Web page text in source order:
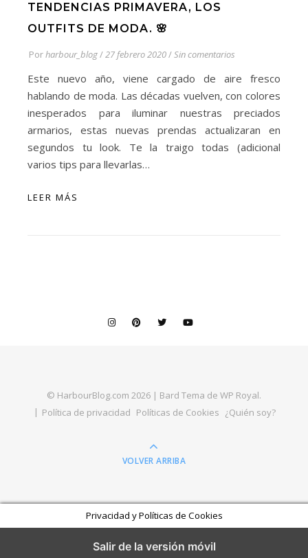
TENDENCIAS PRIMAVERA, LOS
OUTFITS DE MODA. 🌸
Porharbour_blog/27 febrero 2020/Sin comentarios
Este nuevo año, viene cargado de aire fresco
hablando de moda. Las décadas vuelven, con colores
inesperados para iluminar nuestras preciados
armarios, estas nuevas prendas actualizaran en
segundos tu look. Te la traigo todas (adicional
varios tips para llevarlas…
LEER MÁS
© HarbourBlog.com 2026 | Bard Tema de WP Royal.
Política de privacidad Políticas de Cookies ¿Quién soy?
VOLVER ARRIBA
Privacidad y Políticas de Cookies
Salir de la versión móvil